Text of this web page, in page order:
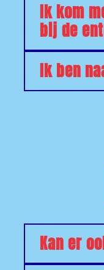
Ik kom
bij de
Ik ben
Kan er